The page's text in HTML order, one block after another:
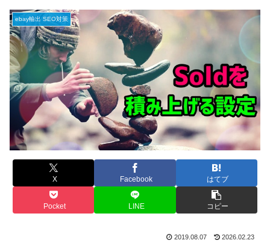
ebay輸出 SEO対策
X Facebook はてブ
Pocket LINE コピー
2019.08.07 2026.02.23